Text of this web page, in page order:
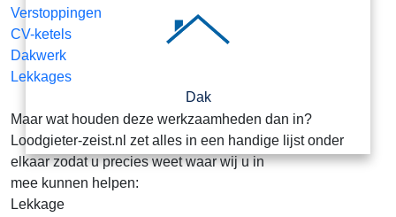
Dak
Verstoppingen
CV-ketels
Dakwerk
Lekkages
Maar wat houden deze werkzaamheden dan in?
Loodgieter-zeist.nl zet alles in een handige lijst onder
elkaar zodat u precies weet waar wij u in
mee kunnen helpen:
Lekkage